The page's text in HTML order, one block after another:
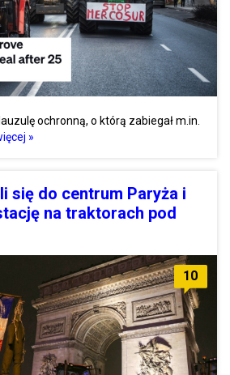
ochronną, o którą zabiegał m.in.
»
się do centrum Paryża i
na traktorach pod
10